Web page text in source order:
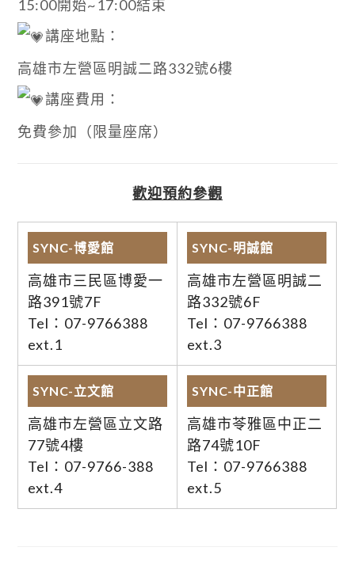
15:00開始~17:00結束
講座地點：
高雄市左營區明誠二路332號6樓
講座費用：
免費參加（限量座席）
歡迎預約參觀
SYNC-博愛館
高雄市三民區博愛一
路391號7F
Tel：07-9766388
ext.1
SYNC-明誠館
高雄市左營區明誠二
路332號6F
Tel：07-9766388
ext.3
SYNC-立文館
高雄市左營區立文路
77號4樓
Tel：07-9766-388
ext.4
SYNC-中正館
高雄市苓雅區中正二
路74號10F
Tel：07-9766388
ext.5